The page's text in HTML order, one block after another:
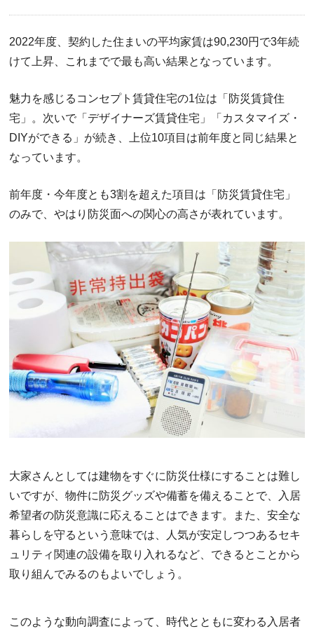
2022年度、契約した住まいの平均家賃は90,230円で3年続
けて上昇、これまでで最も高い結果となっています。
魅力を感じるコンセプト賃貸住宅の1位は「防災賃貸住
宅」。次いで「デザイナーズ賃貸住宅」「カスタマイズ・
DIYができる」が続き、上位10項目は前年度と同じ結果と
なっています。
前年度・今年度とも3割を超えた項目は「防災賃貸住宅」
のみで、やはり防災面への関心の高さが表れています。
大家さんとしては建物をすぐに防災仕様にすることは難し
いですが、物件に防災グッズや備蓄を備えることで、入居
希望者の防災意識に応えることはできます。また、安全な
暮らしを守るという意味では、人気が安定しつつあるセキ
ュリティ関連の設備を取り入れるなど、できるとことから
取り組んでみるのもよいでしょう。
このような動向調査によって、時代とともに変わる入居者